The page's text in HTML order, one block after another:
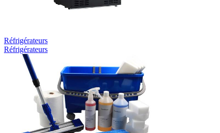
Réfrigérateurs
Réfrigérateurs